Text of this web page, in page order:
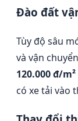
Đào đất
Tùy độ sâu
và vận
120.000 đ/m²
có xe tải vào